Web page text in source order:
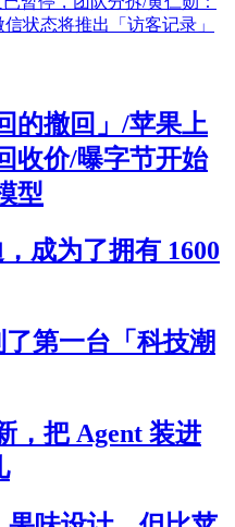
的撤回」/苹果上
收价/曝字节开始
型
成为了拥有 1600
第一台「科技潮
，把 Agent 装进